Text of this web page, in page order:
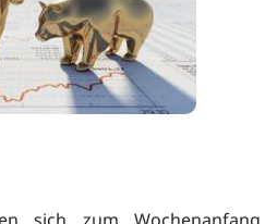
sich zum Wochenanfang